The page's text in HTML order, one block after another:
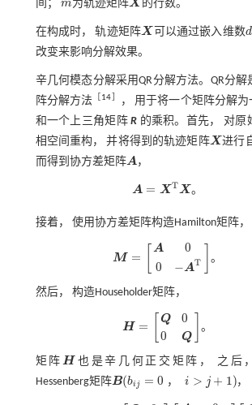
间； m
m 为轨迹矩阵X
X 的行数。
在构成时， 轨迹矩阵X
X 可以通过嵌入维数d
d
改变来影响分解效果。
辛几何模态分解采用QR分解方法。QR分
阵分解方法
14 ， 用于将一个矩阵分解
和一个上三角矩阵R 的乘积。首先， 对原
相空间重构， 并将得到的轨迹矩阵X
X 进行
而得到协方差矩阵A
A ，
A = XTX。
A= XT X。
接着， 使用协方差矩阵构造Hamilton矩阵，
M =
A
0
0
−AT 。
M= A00 T。
然后， 构造Householder矩阵，
H =
Q
0
0
Q
。
H= Q0 Q。
矩阵 H
H
也是辛几何正交矩阵， 之后
Hessenberg矩阵B
B (bi j = 0 ， i > j + 1)
bij=0 ， i> j+ ，